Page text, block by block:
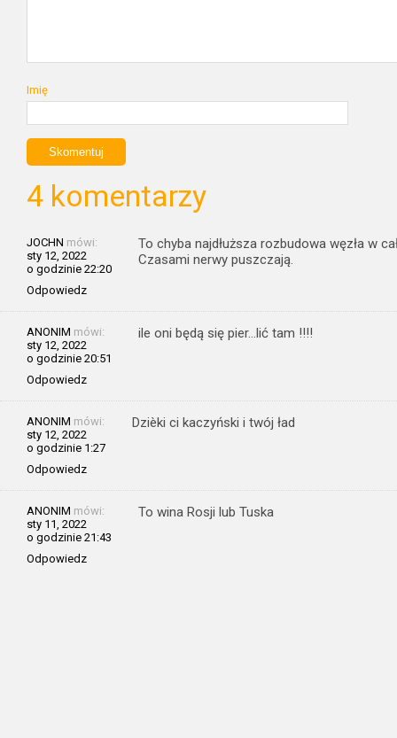
Imię
4 komentarzy
JOCHN mówi:
sty 12, 2022
o godzinie 22:20
Odpowiedz
To chyba najdłuższa rozbudowa węzła w
Czasami nerwy puszczają.
ANONIM mówi:
sty 12, 2022
o godzinie 20:51
Odpowiedz
ile oni będą się pier…lić tam !!!!
ANONIM mówi:
sty 12, 2022
o godzinie 1:27
Odpowiedz
Dzièki ci kaczyński i twój ład
ANONIM mówi:
sty 11, 2022
o godzinie 21:43
Odpowiedz
To wina Rosji lub Tuska